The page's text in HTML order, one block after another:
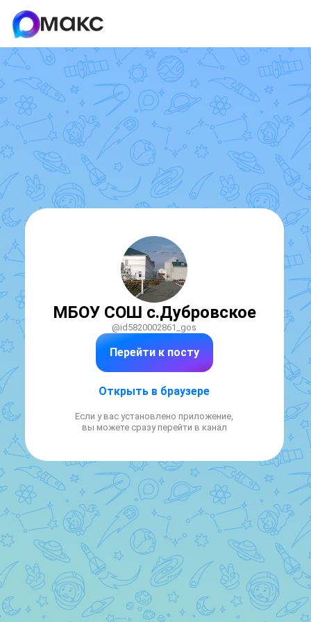
МБОУ СОШ с.Дубровское
@id5820002861_gos
Перейти к посту
Открыть в браузере
Если у вас установлено приложение,
вы можете сразу перейти в канал